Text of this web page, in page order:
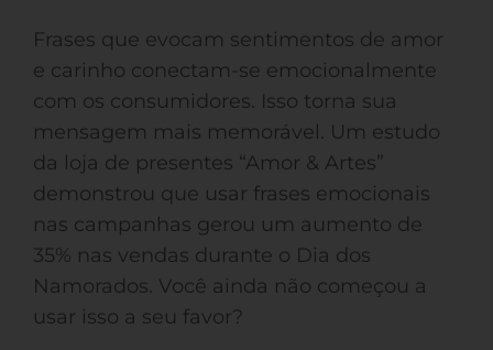
Frases que evocam sentimentos de amor
e carinho conectam-se emocionalmente
com os consumidores. Isso torna sua
mensagem mais memorável. Um estudo
da loja de presentes “Amor & Artes”
demonstrou que usar frases emocionais
nas campanhas gerou um aumento de
35% nas vendas durante o Dia dos
Namorados. Você ainda não começou a
usar isso a seu favor?